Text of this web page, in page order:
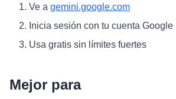
Ve a gemini.google.com
Inicia sesión con tu cuenta Google
Usa gratis sin límites fuertes
Mejor para